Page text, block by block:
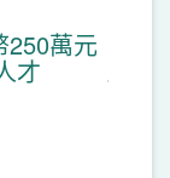
250萬元
才